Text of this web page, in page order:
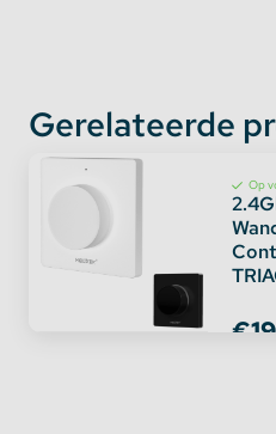
Gerelateerde
Op